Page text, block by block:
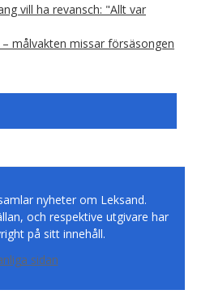
vill ha revansch: "Allt var
målvakten missar försäsongen
nyheter om Leksand.
och respektive utgivare har
på sitt innehåll.
sidan